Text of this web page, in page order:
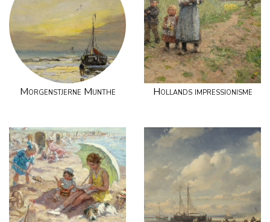
Morgenstjerne Munthe Hollands impressionisme